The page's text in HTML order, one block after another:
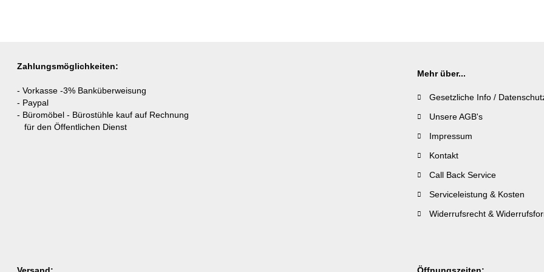
Zahlungsmöglichkeiten:
- Vorkasse -3% Banküberweisung
- Paypal
- Büromöbel - Bürostühle kauf auf Rechnung
für den Öffentlichen Dienst
Mehr über...
Gesetzliche Info /
Unsere AGB's
Impressum
Kontakt
Call Back Service
Serviceleistung & Kosten
Widerrufsrecht &